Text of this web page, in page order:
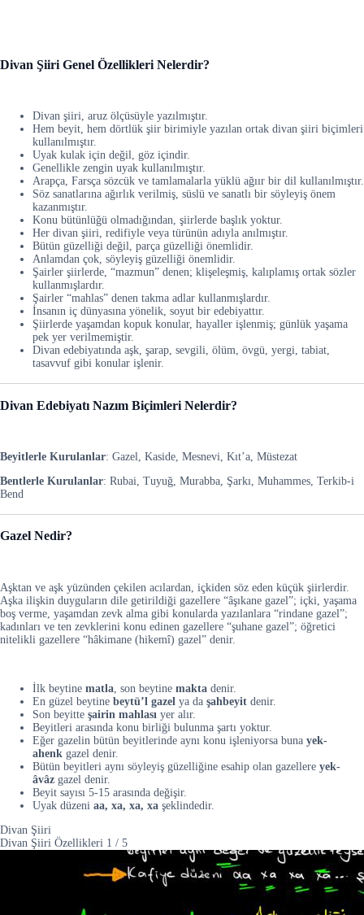
Divan Şiiri Genel Özellikleri Nelerdir?
Divan şiiri, aruz ölçüsüyle yazılmıştır.
Hem beyit, hem dörtlük şiir birimiyle yazılan ortak divan şiiri biçimleri
kullanılmıştır.
Uyak kulak için değil, göz içindir.
Genellikle zengin uyak kullanılmıştır.
Arapça, Farsça sözcük ve tamlamalarla yüklü ağıır bir dil kullanılmıştır.
Söz sanatlarına ağırlık verilmiş, süslü ve sanatlı bir söyleyiş önem
kazanmıştır.
Konu bütünlüğü olmadığından, şiirlerde başlık yoktur.
Her divan şiiri, redifiyle veya türünün adıyla anılmıştır.
Bütün güzelliği değil, parça güzelliği önemlidir.
Anlamdan çok, söyleyiş güzelliği önemlidir.
Şairler şiirlerde, “mazmun” denen; klişeleşmiş, kalıplamış ortak sözler
kullanmışlardır.
Şairler “mahlas” denen takma adlar kullanmışlardır.
İnsanın iç dünyasına yönelik, soyut bir edebiyattır.
Şiirlerde yaşamdan kopuk konular, hayaller işlenmiş; günlük yaşama
pek yer verilmemiştir.
Divan edebiyatında aşk, şarap, sevgili, ölüm, övgü, yergi, tabiat,
tasavvuf gibi konular işlenir.
Divan Edebiyatı Nazım Biçimleri Nelerdir?
Beyitlerle Kurulanlar: Gazel, Kaside, Mesnevi, Kıt’a, Müstezat
Bentlerle Kurulanlar: Rubai, Tuyuğ, Murabba, Şarkı, Muhammes, Terkib-i
Bend
Gazel Nedir?
Aşktan ve aşk yüzünden çekilen acılardan, içkiden söz eden küçük şiirlerdir.
Aşka ilişkin duyguların dile getirildiği gazellere “âşıkane gazel”; içki, yaşama
boş verme, yaşamdan zevk alma gibi konularda yazılanlara “rindane gazel”;
kadınları ve ten zevklerini konu edinen gazellere “şuhane gazel”; öğretici
nitelikli gazellere “hâkimane (hikemî) gazel” denir.
İlk beytine matla , son beytine makta denir.
En güzel beytine beytü’l gazel ya da şahbeyit denir.
Son beyitte şairin mahlası yer alır.
Beyitleri arasında konu birliği bulunma şartı yoktur.
Eğer gazelin bütün beyitlerinde aynı konu işleniyorsa buna yek-
ahenk gazel denir.
Bütün beyitleri aynı söyleyiş güzelliğine esahip olan gazellere yek-
âvâz gazel denir.
Beyit sayısı 5-15 arasında değişir.
Uyak düzeni aa, xa, xa, xa şeklindedir.
Divan Şiiri
Divan Şiiri Özellikleri 1 / 5